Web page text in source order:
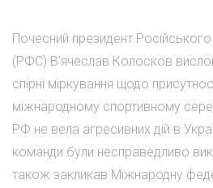
Почесний президент
(РФС) В'ячеслав Колосков
спірні міркування щодо
міжнародному спортивному
РФ не вела агресивних дій в
команди були несправедливо
також закликав Міжнародну